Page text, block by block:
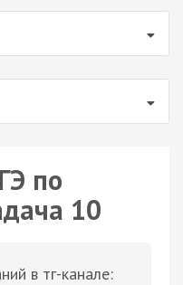
по
10
в тг-канале: